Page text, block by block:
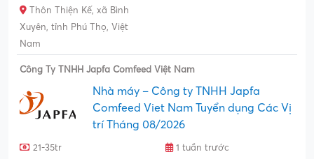
Thôn Thiện Kế, xã Bình
Xuyên, tỉnh Phú Thọ, Việt
Nam
Công Ty TNHH Japfa Comfeed Việt Nam
Nhà máy – Công ty TNHH Japfa
Comfeed Viet Nam Tuyển dụng Các Vị
trí Tháng 08/2026
21-35tr
1 tuần trước